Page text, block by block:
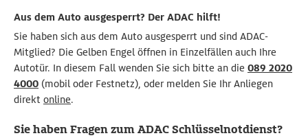
Aus dem Auto ausgesperrt? Der ADAC hilft!
Sie haben sich aus dem Auto ausgesperrt und sind ADAC-
Mitglied? Die Gelben Engel öffnen in Einzelfällen auch Ihre
Autotür. In diesem Fall wenden Sie sich bitte an die 089 2020
4000 (mobil oder Festnetz), oder melden Sie Ihr Anliegen
direkt online.
Sie haben Fragen zum ADAC Schlüsselnotdienst?